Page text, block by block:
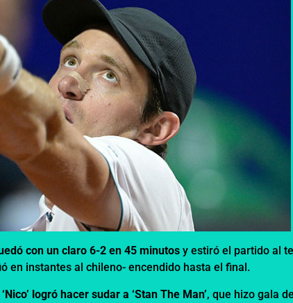
con un claro 6-2 en 45 minutos y estiró el partido al
en instantes al chileno- encendido hasta el final.
logró hacer sudar a ‘Stan The Man’, que hizo gala